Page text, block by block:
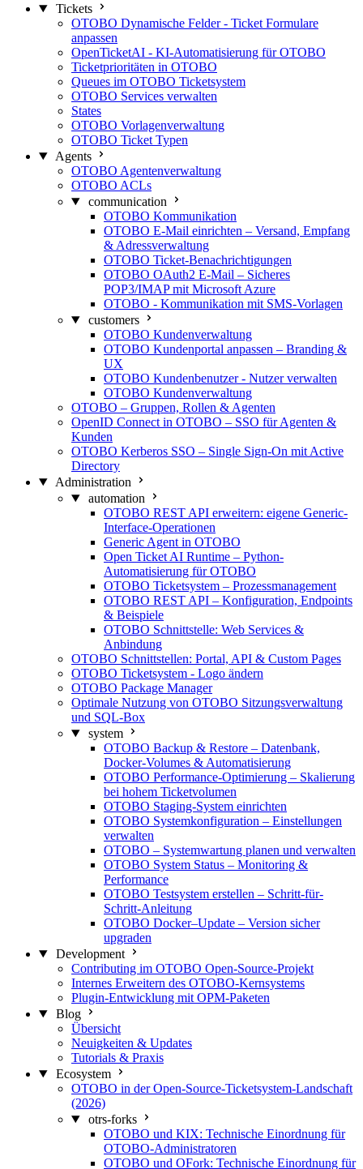
Tickets
OTOBO Dynamische Felder - Ticket Formulare
anpassen
OpenTicketAI - KI-Automatisierung für OTOBO
Ticketprioritäten in OTOBO
Queues im OTOBO Ticketsystem
OTOBO Services verwalten
States
OTOBO Vorlagenverwaltung
OTOBO Ticket Typen
Agents
OTOBO Agentenverwaltung
OTOBO ACLs
communication
OTOBO Kommunikation
OTOBO E-Mail einrichten – Versand, Empfang
& Adressverwaltung
OTOBO Ticket-Benachrichtigungen
OTOBO OAuth2 E-Mail – Sicheres
POP3/IMAP mit Microsoft Azure
OTOBO - Kommunikation mit SMS-Vorlagen
customers
OTOBO Kundenverwaltung
OTOBO Kundenportal anpassen – Branding &
UX
OTOBO Kundenbenutzer - Nutzer verwalten
OTOBO Kundenverwaltung
OTOBO – Gruppen, Rollen & Agenten
OpenID Connect in OTOBO – SSO für Agenten &
Kunden
OTOBO Kerberos SSO – Single Sign-On mit Active
Directory
Administration
automation
OTOBO REST API erweitern: eigene Generic-
Interface-Operationen
Generic Agent in OTOBO
Open Ticket AI Runtime – Python-
Automatisierung für OTOBO
OTOBO Ticketsystem – Prozessmanagement
OTOBO REST API – Konfiguration, Endpoints
& Beispiele
OTOBO Schnittstelle: Web Services &
Anbindung
OTOBO Schnittstellen: Portal, API & Custom Pages
OTOBO Ticketsystem - Logo ändern
OTOBO Package Manager
Optimale Nutzung von OTOBO Sitzungsverwaltung
und SQL-Box
system
OTOBO Backup & Restore – Datenbank,
Docker-Volumes & Automatisierung
OTOBO Performance-Optimierung – Skalierung
bei hohem Ticketvolumen
OTOBO Staging-System einrichten
OTOBO Systemkonfiguration – Einstellungen
verwalten
OTOBO – Systemwartung planen und verwalten
OTOBO System Status – Monitoring &
Performance
OTOBO Testsystem erstellen – Schritt-für-
Schritt-Anleitung
OTOBO Docker–Update – Version sicher
upgraden
Development
Contributing im OTOBO Open-Source-Projekt
Internes Erweitern des OTOBO-Kernsystems
Plugin-Entwicklung mit OPM-Paketen
Blog
Übersicht
Neuigkeiten & Updates
Tutorials & Praxis
Ecosystem
OTOBO in der Open-Source-Ticketsystem-Landschaft
(2026)
otrs-forks
OTOBO und KIX: Technische Einordnung für
OTOBO-Administratoren
OTOBO und OFork: Technische Einordnung für